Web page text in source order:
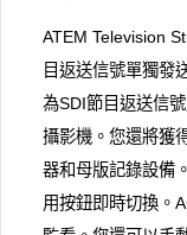
ATEM Television
目返送信號單獨發
為SDI節目返送信
攝影機。您還將獲
器和母版記錄設備
用按鈕即時切換。